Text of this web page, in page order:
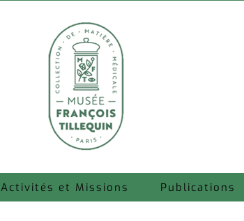
Activités et Missions Publications